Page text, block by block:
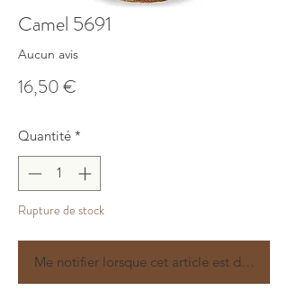
Camel 5691
Aucun avis
16,50 €
Quantité *
Rupture de stock
Me notifier lorsque cet article est disponible